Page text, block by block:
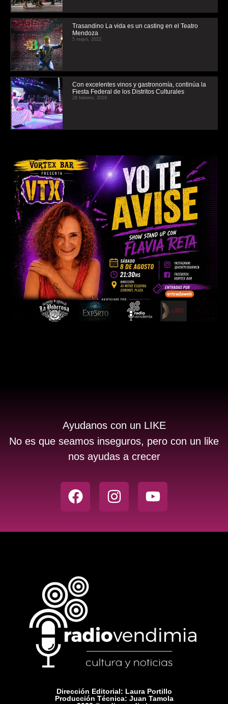
Trasandino La vida es un casting en el Teatro
Mendoza
5 mayo, 2022
Con excelentes vinos y gastronomía, continúa la
Fiesta Federal de los Distritos Culturales
28 febrero, 2019
Ayudanos con un LIKE
No es que seamos inseguros, pero con un like
nos ayudas a crecer
Dirección Editorial: Laura Portillo
Producción Técnica: Juan Tamola